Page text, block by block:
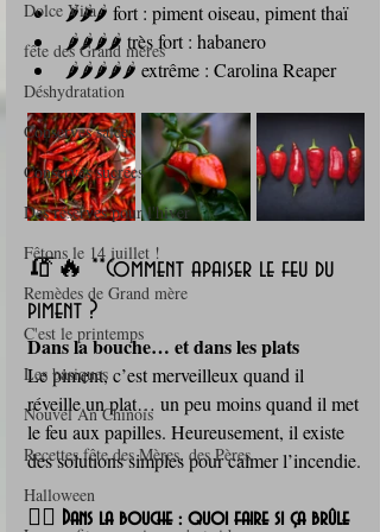
Dolce Vita
fête des Grand mères
Déshydratation
Conserves salées
Conserves sucrées
Des réserves pour l'hiver
Fêtons le 14 juillet !
Remèdes de Grand mère
C'est le printemps
Les basiques
Nouvel An Chinois
Recettes fête des Mères, des Pères
Halloween
🌶️🌶️🌶️ fort : piment oiseau, piment thaï
🌶️🌶️🌶️🌶️ très fort : habanero
🌶️🌶️🌶️🌶️🌶️ extrême : Carolina Reaper
🧯🔥 **Comment apaiser le feu du
piment ?
Dans la bouche… et dans les plats
Le piment, c’est merveilleux quand il
réveille un plat… un peu moins quand il met
le feu aux papilles. Heureusement, il existe
des solutions simples pour calmer l’incendie.
😮‍💨 Dans la bouche : quoi faire si ça brûle